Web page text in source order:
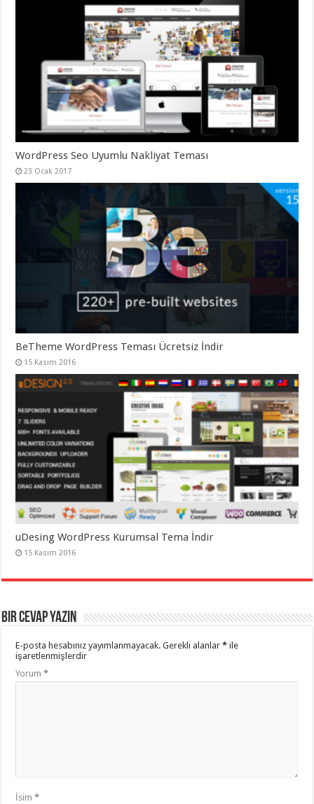
organizasyon,
organizasyon,
gaziantep
palyaço,
twitter
takipçi
hilesi,
twitter
WordPress Seo Uyumlu Nakliyat Teması
23 Ocak 2017
BeTheme WordPress Teması Ücretsiz İndir
15 Kasım 2016
uDesing WordPress Kurumsal Tema İndir
15 Kasım 2016
Bir cevap yazın
E-posta hesabınız yayımlanmayacak. Gerekli alanlar* ile
işaretlenmişlerdir
Yorum*
İsim*